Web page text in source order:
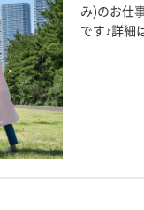
み)のお仕
です♪詳細